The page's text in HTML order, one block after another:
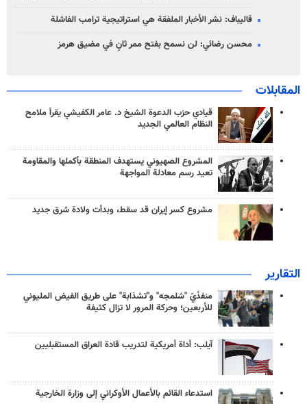
قاليباف: نشر الأخبار الملفقة هي استراتيجية ترامب الفاشلة
محسن رضائي: لن نسمح بفتح ممر ثانٍ في مضيق هرمز
المقابلات
قيادي حزب الدعوة الشيخ د. عامر الكفيشي يقرأ ملامح
النظام العالمي الجديد
المشروع الصهيوني يستهدف المنطقة بأكملها والمقاومة
تعيد رسم معادلة المواجهة
مشروع كسر إيران قد سقط، وبدأت ولادة شرق جديد
التقارير
منفذَيّ "شلمجه" و"تشذابة" على طريق الفيض المليوني
للأربعين؛ وحركة المرور لا تزال كثيفة
آيلب: أداة أمريكية لتدريب قادة العراق المستقبليين
استدعاء القائم بالأعمال الأوكراني إلى وزارة الخارجية